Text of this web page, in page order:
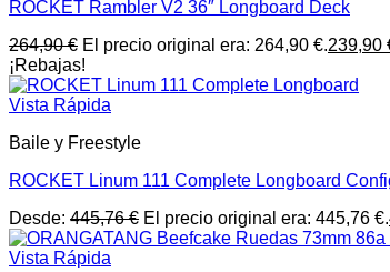
ROCKET Rambler V2 36″ Longboard Deck
264,90€ El precio original era: 264,90 €.239,90
¡Rebajas!
Vista Rápida
Baile y Freestyle
ROCKET Linum 111 Complete Longboard
Desde: 445,76€ El precio original era: 445,76 €.
Vista Rápida